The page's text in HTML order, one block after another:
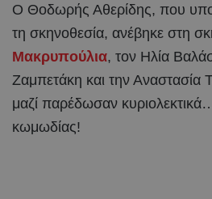
Ο Θοδωρής Αθερίδης, που
τη σκηνοθεσία, ανέβηκε στη
Μακρυπούλια, τον Ηλία
Ζαμπετάκη και την Αναστασία
μαζί παρέδωσαν
κωμωδίας!